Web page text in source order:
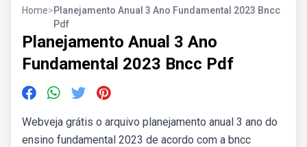
Home>Planejamento Anual 3 Ano Fundamental 2023 Bncc
Pdf
Planejamento Anual 3 Ano
Fundamental 2023 Bncc Pdf
Webveja grátis o arquivo planejamento anual 3 ano do
ensino fundamental 2023 de acordo com a bncc